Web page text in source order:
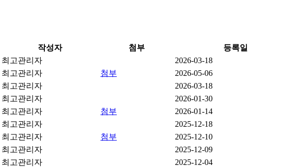
작성자 첨부
등록일
최고관리자
2026-03-18
최고관리자 첨부
2026-05-06
최고관리자
2026-03-18
최고관리자
2026-01-30
최고관리자 첨부
2026-01-14
최고관리자
2025-12-18
최고관리자 첨부
2025-12-10
최고관리자
2025-12-09
최고관리자
2025-12-04